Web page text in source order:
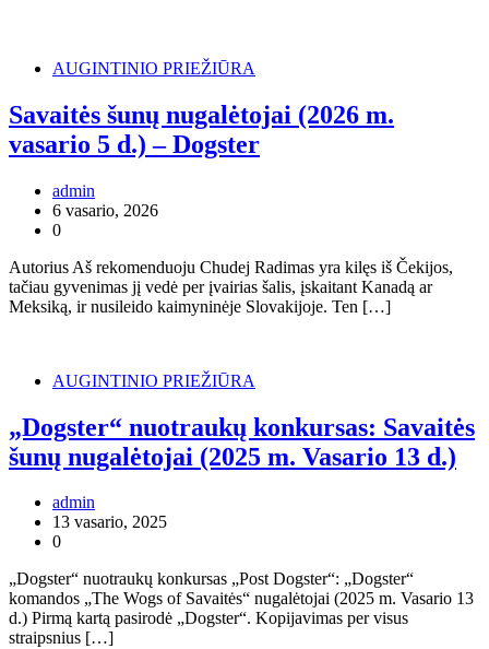
AUGINTINIO PRIEŽIŪRA
Savaitės šunų nugalėtojai (2026 m.
vasario 5 d.) – Dogster
admin
6 vasario, 2026
0
Autorius Aš rekomenduoju Chudej Radimas yra kilęs iš Čekijos,
tačiau gyvenimas jį vedė per įvairias šalis, įskaitant Kanadą ar
Meksiką, ir nusileido kaimyninėje Slovakijoje. Ten […]
AUGINTINIO PRIEŽIŪRA
„Dogster“ nuotraukų konkursas: Savaitės
šunų nugalėtojai (2025 m. Vasario 13 d.)
admin
13 vasario, 2025
0
„Dogster“ nuotraukų konkursas „Post Dogster“: „Dogster“
komandos „The Wogs of Savaitės“ nugalėtojai (2025 m. Vasario 13
d.) Pirmą kartą pasirodė „Dogster“. Kopijavimas per visus
straipsnius […]